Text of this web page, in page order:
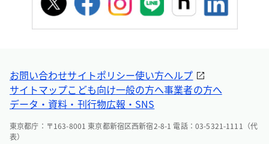
お問い合わせサイトポリシー使い方ヘルプ
サイトマップこども向け一般の方へ事業者の方へ
データ・資料・刊行物広報・SNS
東京都庁：〒163-8001 東京都新宿区西新宿2-8-1 電話：03-5321-1111（代
表）